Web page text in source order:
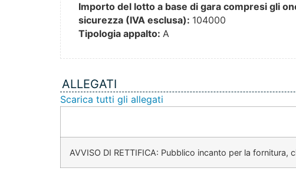
Importo del lotto a base di gara compresi gli
sicurezza (IVA esclusa): 104000
Tipologia appalto: A
ALLEGATI
Scarica tutti gli allegati
AVVISO DI RETTIFICA: Pubblico incanto per la